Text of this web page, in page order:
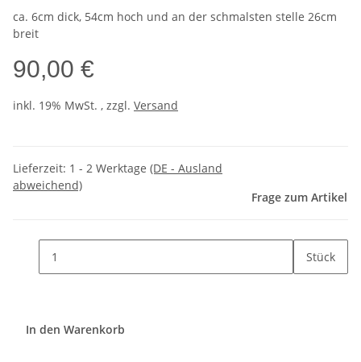
ca. 6cm dick, 54cm hoch und an der schmalsten stelle 26cm
breit
90,00 €
inkl. 19% MwSt. , zzgl. Versand
Lieferzeit: 1 - 2 Werktage (DE - Ausland
abweichend)
Frage zum Artikel
Stück
In den Warenkorb